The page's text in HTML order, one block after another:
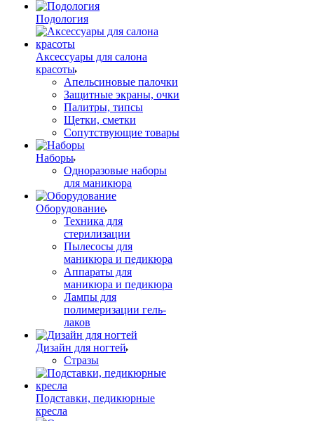
Подология
Аксессуары для салона
красоты
Апельсиновые палочки
Защитные экраны, очки
Палитры, типсы
Щетки, сметки
Сопутствующие товары
Наборы
Одноразовые наборы
для маникюра
Оборудование
Техника для
стерилизации
Пылесосы для
маникюра и педикюра
Аппараты для
маникюра и педикюра
Лампы для
полимеризации гель-
лаков
Дизайн для ногтей
Стразы
Подставки, педикюрные
кресла